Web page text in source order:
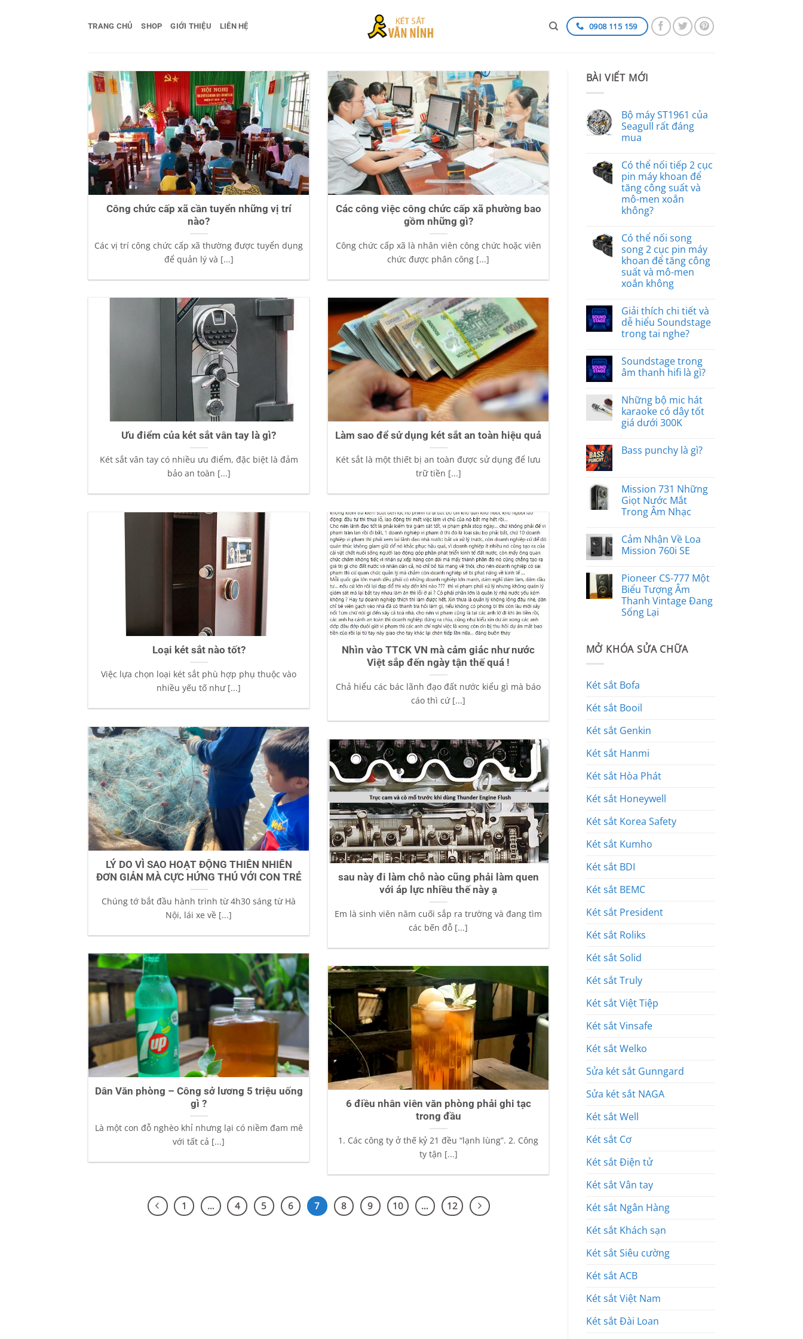
TRANG CHỦ SHOP GIỚI THIỆU LIÊN HỆ 0908 115 159
Công chức cấp xã cần tuyển những vị trí
nào?
Các vị trí công chức cấp xã thường được tuyển dụng
để quản lý và [...]
Các công việc công chức cấp xã phường bao
gồm những gì?
Công chức cấp xã là nhân viên công chức hoặc viên
chức được phân công [...]
Ưu điểm của két sắt vân tay là gì?
Két sắt vân tay có nhiều ưu điểm, đặc biệt là đảm
bảo an toàn [...]
Làm sao để sử dụng két sắt an toàn hiệu quả
Két sắt là một thiết bị an toàn được sử dụng để lưu
trữ tiền [...]
Loại két sắt nào tốt?
Việc lựa chọn loại két sắt phù hợp phụ thuộc vào
nhiều yếu tố như [...]
Nhìn vào TTCK VN mà cảm giác như nước
Việt sắp đến ngày tận thế quá !
Chả hiểu các bác lãnh đạo đất nước kiểu gì mà báo
cáo thì cứ [...]
LÝ DO VÌ SAO HOẠT ĐỘNG THIÊN NHIÊN
ĐƠN GIẢN MÀ CỰC HỨNG THÚ VỚI CON TRẺ
Chúng tớ bắt đầu hành trình từ 4h30 sáng từ Hà
Nội, lái xe về [...]
sau này đi làm chỗ nào cũng phải làm quen
với áp lực nhiều thế này ạ
Em là sinh viên năm cuối sắp ra trường và đang tìm
các bến đỗ [...]
Dân Văn phòng – Công sở lương 5 triệu uống
gì ?
Là một con đỗ nghèo khỉ nhưng lại có niềm đam mê
với tất cả [...]
6 điều nhân viên văn phòng phải ghi tạc
trong đầu
1. Các công ty ở thế kỷ 21 đều “lạnh lùng”. 2. Công
ty tận [...]
1 … 4 5 6 7 8 9 10 … 12
BÀI VIẾT MỚI
Bộ máy ST1961 của
Seagull rất đáng
mua
Có thể nối tiếp 2 cục
pin máy khoan để
tăng công suất và
mô-men xoắn
không?
Có thể nối song
song 2 cục pin máy
khoan để tăng công
suất và mô-men
xoắn không
Giải thích chi tiết và
dễ hiểu Soundstage
trong tai nghe?
Soundstage trong
âm thanh hifi là gì?
Những bộ mic hát
karaoke có dây tốt
giá dưới 300K
Bass punchy là gì?
Mission 731 Những
Giọt Nước Mắt
Trong Âm Nhạc
Cảm Nhận Về Loa
Mission 760i SE
Pioneer CS-777 Một
Biểu Tượng Âm
Thanh Vintage Đang
Sống Lại
MỞ KHÓA SỬA CHỮA
Két sắt Bofa
Két sắt Booil
Két sắt Genkin
Két sắt Hanmi
Két sắt Hòa Phát
Két sắt Honeywell
Két sắt Korea Safety
Két sắt Kumho
Két sắt BDI
Két sắt BEMC
Két sắt President
Két sắt Roliks
Két sắt Solid
Két sắt Truly
Két sắt Việt Tiệp
Két sắt Vinsafe
Két sắt Welko
Sửa két sắt Gunngard
Sửa két sắt NAGA
Két sắt Well
Két sắt Cơ
Két sắt Điện tử
Két sắt Vân tay
Két sắt Ngân Hàng
Két sắt Khách sạn
Két sắt Siêu cường
Két sắt ACB
Két sắt Việt Nam
Két sắt Đài Loan